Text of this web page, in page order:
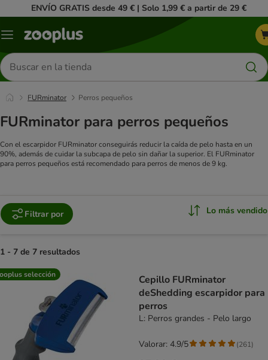
ENVÍO GRATIS desde 49 € | Solo 1,99 € a partir de 29 €
Menú
Buscar
productos
FURminator Perros pequeños
FURminator para perros pequeños
Con el escarpidor FURminator conseguirás reducir la caída de pelo hasta en un
90%, además de cuidar la subcapa de pelo sin dañar la superior. El FURminator
para perros pequeños está recomendado para perros de menos de 9 kg.
Filtrar por Lo más vendido
1 - 7 de 7 resultados
product items have been changed
selección
Cepillo FURminator
deShedding escarpidor para
perros
L: Perros grandes - Pelo largo
Valorar: 4.9/5 (261)